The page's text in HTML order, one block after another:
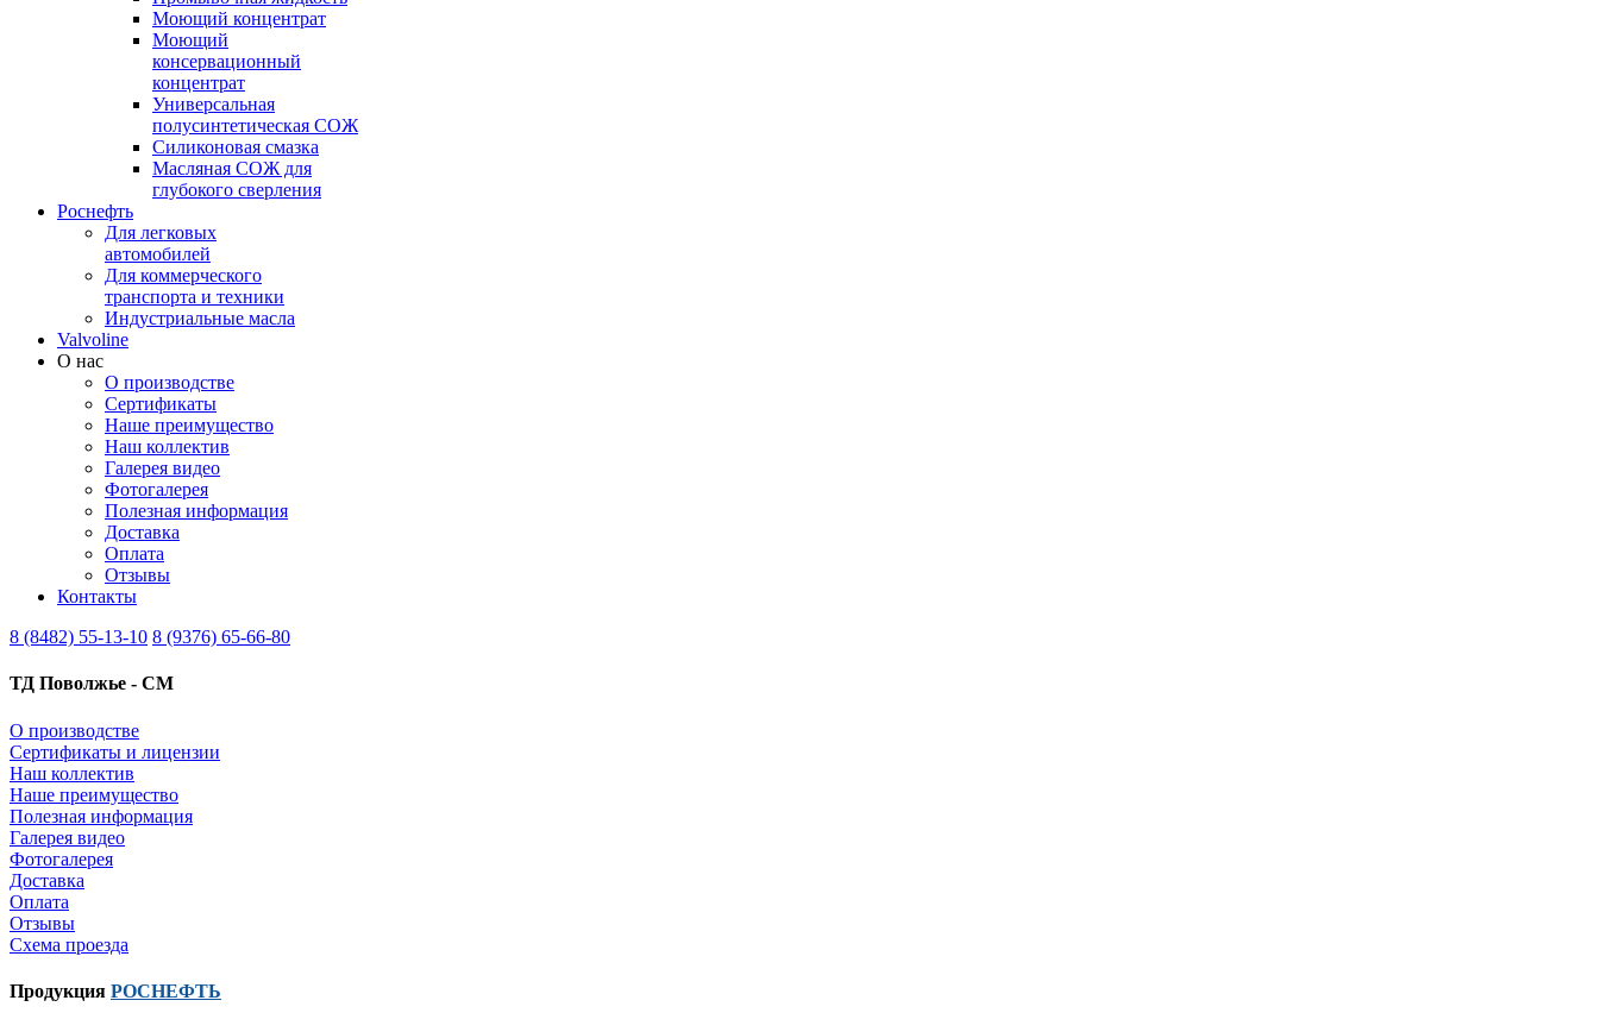
Моющий концентрат
Моющий
консервационный
концентрат
Универсальная
полусинтетическая СОЖ
Силиконовая смазка
⁣Масляная СОЖ для
глубокого сверления
Роснефть
Для легковых
автомобилей
Для коммерческого
транспорта и техники
Индустриальные масла
Valvoline
О нас
О производстве
Сертификаты
Наше преимущество
Наш коллектив
Галерея видео
Фотогалерея
Полезная информация
Доставка
Оплата
Отзывы
Контакты
8 (8482) 55-13-10 8 (9376) 65-66-80
ТД Поволжье - СМ
О производстве
Сертификаты и лицензии
Наш коллектив
Наше преимущество
Полезная информация
Галерея видео
Фотогалерея
Доставка
Оплата
Отзывы
Схема проезда
Продукция РОСНЕФТЬ